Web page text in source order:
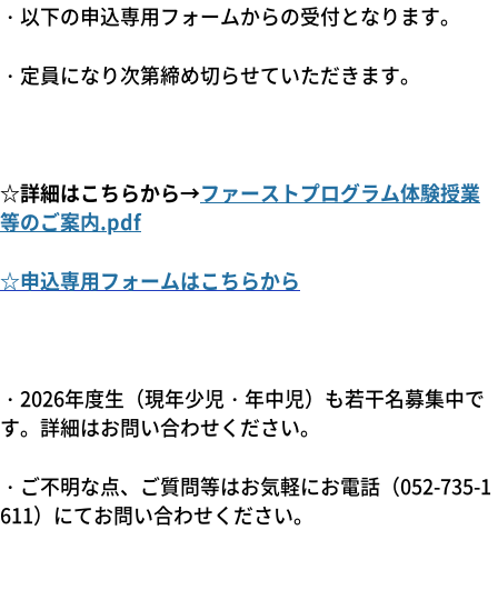
・以下の申込専用フォームからの受付となります。
・定員になり次第締め切らせていただきます。
☆詳細はこちらから→ファーストプログラム体験授業
等のご案内.pdf
☆申込専用フォームはこちらから
・2026年度生（現年少児・年中児）も若干名募集中で
す。詳細はお問い合わせください。
・ご不明な点、ご質問等はお気軽にお電話（052-735-1
611）にてお問い合わせください。